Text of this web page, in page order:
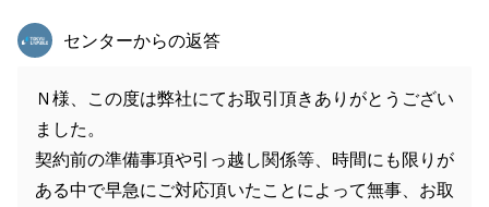
東急リバブル
センターからの返答
Ｎ様、この度は弊社にてお取引頂きありがとうござい
ました。
契約前の準備事項や引っ越し関係等、時間にも限りが
ある中で早急にご対応頂いたことによって無事、お取